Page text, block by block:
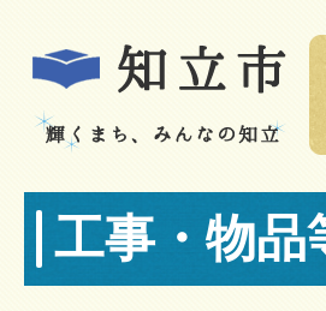
工事・物品